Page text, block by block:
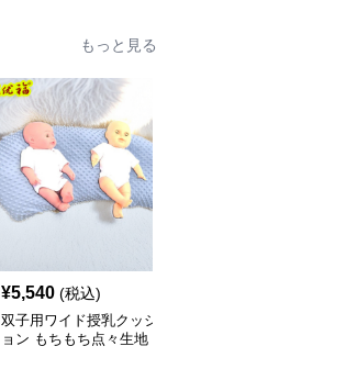
もっと見る
¥5,540 (税込)
双子用ワイド授乳クッシ
ョン もちもち点々生地